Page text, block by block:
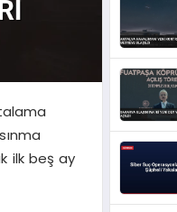
ilk beş ay